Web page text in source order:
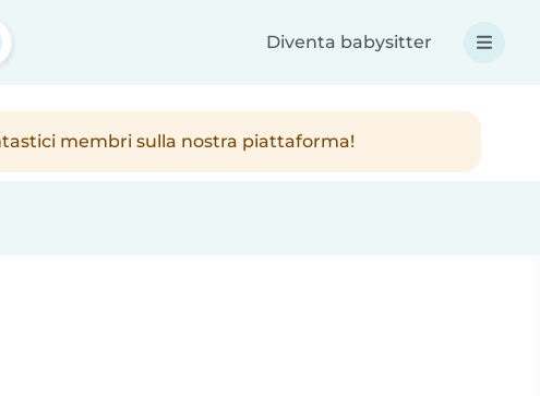
Diventa babysitter
membri sulla nostra piattaforma!